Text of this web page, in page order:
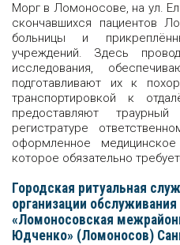
Морг в Ломоносове, на ул.
скончавшихся пациентов
больницы и
учреждений. Здесь
исследования,
подготавливают их к
транспортировкой к
предоставляют
регистратуре
оформленное
которое обязательно
Городская ритуальная
организации
«Ломоносовская
Юдченко» (Ломоносов)